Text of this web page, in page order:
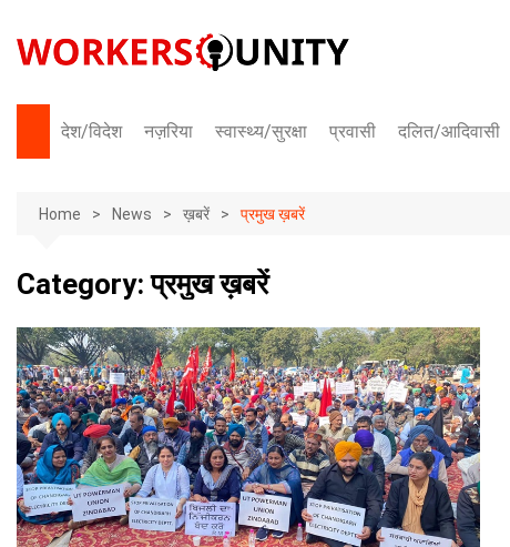
content
देश/विदेश
अंतराष्ट्रीय
नज़रिया स्वास्थ्य/सुरक्षा प्रवासी दलित/आदिवासी
Home News ख़बरें प्रमुख ख़बरें
Category:प्रमुख ख़बरें